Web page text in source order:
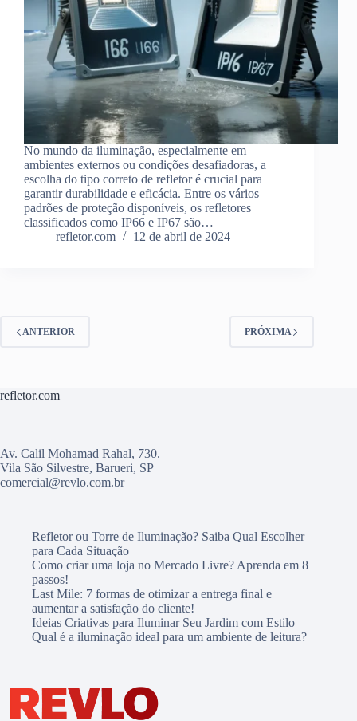
No mundo da iluminação, especialmente em
ambientes externos ou condições desafiadoras, a
escolha do tipo correto de refletor é crucial para
garantir durabilidade e eficácia. Entre os vários
padrões de proteção disponíveis, os refletores
classificados como IP66 e IP67 são…
refletor.com
12 de abril de 2024
ANTERIOR PRÓXIMA
refletor.com
Av. Calil Mohamad Rahal, 730.
Vila São Silvestre, Barueri, SP
comercial@revlo.com.br
Refletor ou Torre de Iluminação? Saiba Qual Escolher
para Cada Situação
Como criar uma loja no Mercado Livre? Aprenda em 8
passos!
Last Mile: 7 formas de otimizar a entrega final e
aumentar a satisfação do cliente!
Ideias Criativas para Iluminar Seu Jardim com Estilo
Qual é a iluminação ideal para um ambiente de leitura?